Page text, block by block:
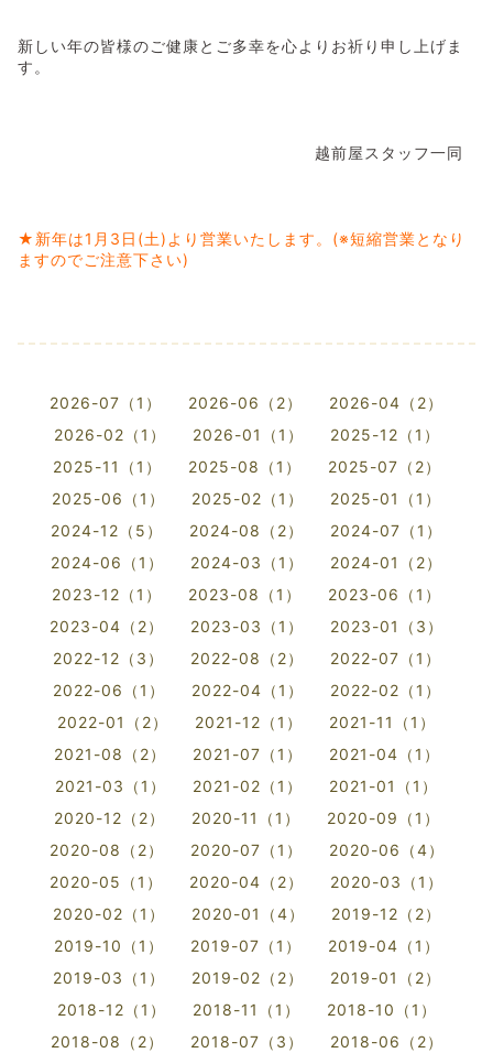
新しい年の皆様のご健康とご多幸を心よりお祈り申し上げま
す。
越前屋スタッフ一同
★新年は1月3日(土)より営業いたします。(※短縮営業となり
ますのでご注意下さい)
2026-07（1） 2026-06（2）
2026-04（2）
2026-02（1）
2026-01（1）
2025-12（1）
2025-11（1）
2025-08（1）
2025-07（2）
2025-06（1）
2025-02（1）
2025-01（1）
2024-12（5）
2024-08（2）
2024-07（1）
2024-06（1）
2024-03（1）
2024-01（2）
2023-12（1）
2023-08（1）
2023-06（1）
2023-04（2）
2023-03（1）
2023-01（3）
2022-12（3）
2022-08（2）
2022-07（1）
2022-06（1）
2022-04（1）
2022-02（1）
2022-01（2）
2021-12（1）
2021-11（1）
2021-08（2）
2021-07（1）
2021-04（1）
2021-03（1）
2021-02（1）
2021-01（1）
2020-12（2）
2020-11（1）
2020-09（1）
2020-08（2）
2020-07（1）
2020-06（4）
2020-05（1）
2020-04（2）
2020-03（1）
2020-02（1）
2020-01（4）
2019-12（2）
2019-10（1）
2019-07（1）
2019-04（1）
2019-03（1）
2019-02（2）
2019-01（2）
2018-12（1）
2018-11（1）
2018-10（1）
2018-08（2）
2018-07（3）
2018-06（2）